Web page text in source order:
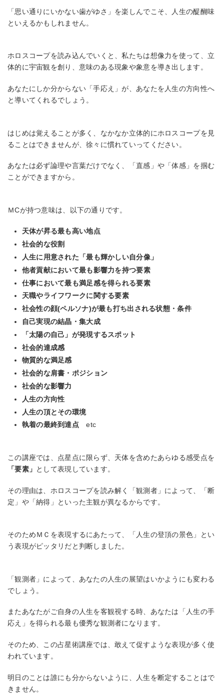
「思い通りにいかない歯がゆさ」を楽しんでこそ、人生の醍醐味
といえるかもしれません。
ホロスコープを読み込んでいくと、私たちは想像力を使って、立
体的に宇宙観を創り、意味のある現象や象意を導き出します。
あなたにしか分からない「手応え」が、あなたを人生の方向性へ
と導いてくれるでしょう。
はじめは覚えることが多く、なかなか立体的にホロスコープを見
ることはできませんが、徐々に慣れていってください。
あなたは必ず論理や言葉だけでなく、「直感」や「体感」を掴む
ことができますから。
ＭCが持つ意味は、以下の通りです。
天体が昇る最も高い地点
社会的な役割
人生に用意された「最も輝かしい自分像」
他者貢献において最も影響力を持つ要素
仕事において最も満足感を得られる要素
天職やライフワークに関する要素
社会性の顔(ペルソナ)が最も打ち出される状態・条件
自己実現の結晶・集大成
「太陽の自己」が発現するスポット
社会的達成感
物質的な満足感
社会的な肩書・ポジション
社会的な影響力
人生の方向性
人生の頂とその環境
執着の最終到達点 etc
この講座では、点星点に限らず、天体を含めたあらゆる感受点を
「要素」 として表現しています。
その理由は、ホロスコープを読み解く「観測者」によって、「断
定」や「納得」といった主観が異なるからです。
そのためＭＣを表現するにあたって、「人生の登頂の景色」とい
う表現がピッタリだと判断しました。
「観測者」によって、あなたの人生の展望はいかようにも変わる
でしょう。
またあなたがご自身の人生を客観視する時、あなたは「人生の手
応え」を得られる最も優秀な観測者になります。
そのため、この占星術講座では、敢えて促すような表現が多く使
われています。
明日のことは誰にも分からないように、人生を断定することはで
きません。